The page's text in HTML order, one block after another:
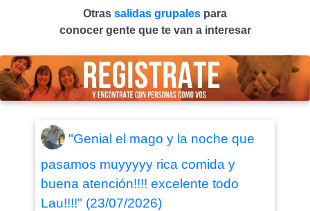
Otras salidas grupales para
conocer gente que te van a interesar
"Genial el mago y la noche que
pasamos muyyyyy rica comida y
buena atención!!!! excelente todo
Lau!!!!" (23/07/2026)